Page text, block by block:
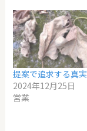
提案で追求する真実
2024年12月25日
営業